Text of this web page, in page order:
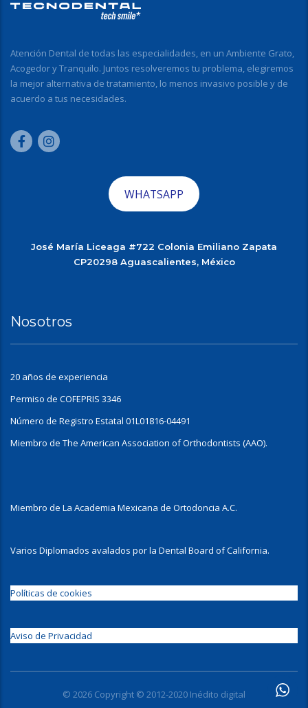
Atención Dental de todas las especialidades, en un Ambiente Grato,
Acogedor y Tranquilo. Juntos resolveremos tu problema, elegiremos
la mejor alternativa de tratamiento, lo menos invasivo posible y de
acuerdo a tus necesidades.
WHATSAPP
José María Liceaga #722 Colonia Emiliano Zapata
CP20298 Aguascalientes, México
Nosotros
20 años de experiencia
Permiso de COFEPRIS 3346
Número de Registro Estatal 01L01816-04491
Miembro de The American Association of Orthodontists (AAO).
Miembro de La Academia Mexicana de Ortodoncia A.C.
Varios Diplomados avalados por la Dental Board of California.
Políticas de cookies
Aviso de Privacidad
© 2026 Copyright © 2012-2020 Inédito digital